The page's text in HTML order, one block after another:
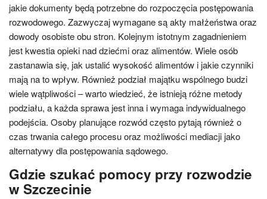
jakie dokumenty będą potrzebne do rozpoczęcia postępowania
rozwodowego. Zazwyczaj wymagane są akty małżeństwa oraz
dowody osobiste obu stron. Kolejnym istotnym zagadnieniem
jest kwestia opieki nad dziećmi oraz alimentów. Wiele osób
zastanawia się, jak ustalić wysokość alimentów i jakie czynniki
mają na to wpływ. Również podział majątku wspólnego budzi
wiele wątpliwości – warto wiedzieć, że istnieją różne metody
podziału, a każda sprawa jest inna i wymaga indywidualnego
podejścia. Osoby planujące rozwód często pytają również o
czas trwania całego procesu oraz możliwości mediacji jako
alternatywy dla postępowania sądowego.
Gdzie szukać pomocy przy rozwodzie
w Szczecinie